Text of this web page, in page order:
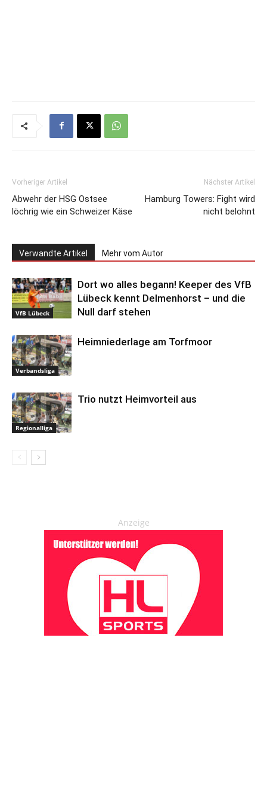
Vorheriger Artikel
Abwehr der HSG Ostsee
löchrig wie ein Schweizer Käse
Nächster Artikel
Hamburg Towers: Fight wird
nicht belohnt
Verwandte Artikel Mehr vom Autor
VfB Lübeck
Dort wo alles begann! Keeper des VfB
Lübeck kennt Delmenhorst – und die
Null darf stehen
Verbandsliga
Heimniederlage am Torfmoor
Regionalliga
Trio nutzt Heimvorteil aus
Anzeige